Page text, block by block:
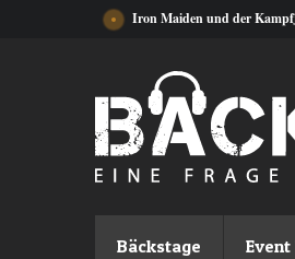
Direkt zum Inhalt Iron Maiden und der
Bäckstage